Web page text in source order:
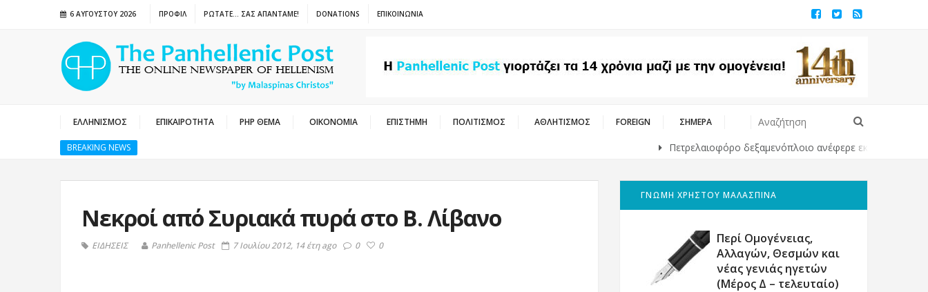
6 ΑΥΓΟΎΣΤΟΥ 2026 ΠΡΟΦΙΛ ΡΩΤΑΤΕ… ΣΑΣ ΑΠΑΝΤΑΜΕ! DONATIONS ΕΠΙΚΟΙΝΩΝΙΑ
ΕΛΛΗΝΙΣΜΟΣ ΕΠΙΚΑΙΡΟΤΗΤΑ PHP ΘΕΜΑ ΟΙΚΟΝΟΜΙΑ ΕΠΙΣΤΗΜΗ ΠΟΛΙΤΙΣΜΟΣ ΑΘΛΗΤΙΣΜΟΣ FOREIGN ΣΗΜΕΡΑ
BREAKING NEWS Πετρελαιοφόρο δεξαμενόπλοιο ανέφερε εκρήξεις στο στενό του
Νεκροί από Συριακά πυρά στο Β. Λίβανο
ΕΙΔΗΣΕΙΣ Panhellenic Post 7 Ιουλίου 2012, 14 έτη ago 0 0
ΓΝΩΜΗ ΧΡΗΣΤΟΥ ΜΑΛΑΣΠΙΝΑ
Περί Ομογένειας,
Αλλαγών, Θεσμών και
νέας γενιάς ηγετών
(Μέρος Δ – τελευταίο)